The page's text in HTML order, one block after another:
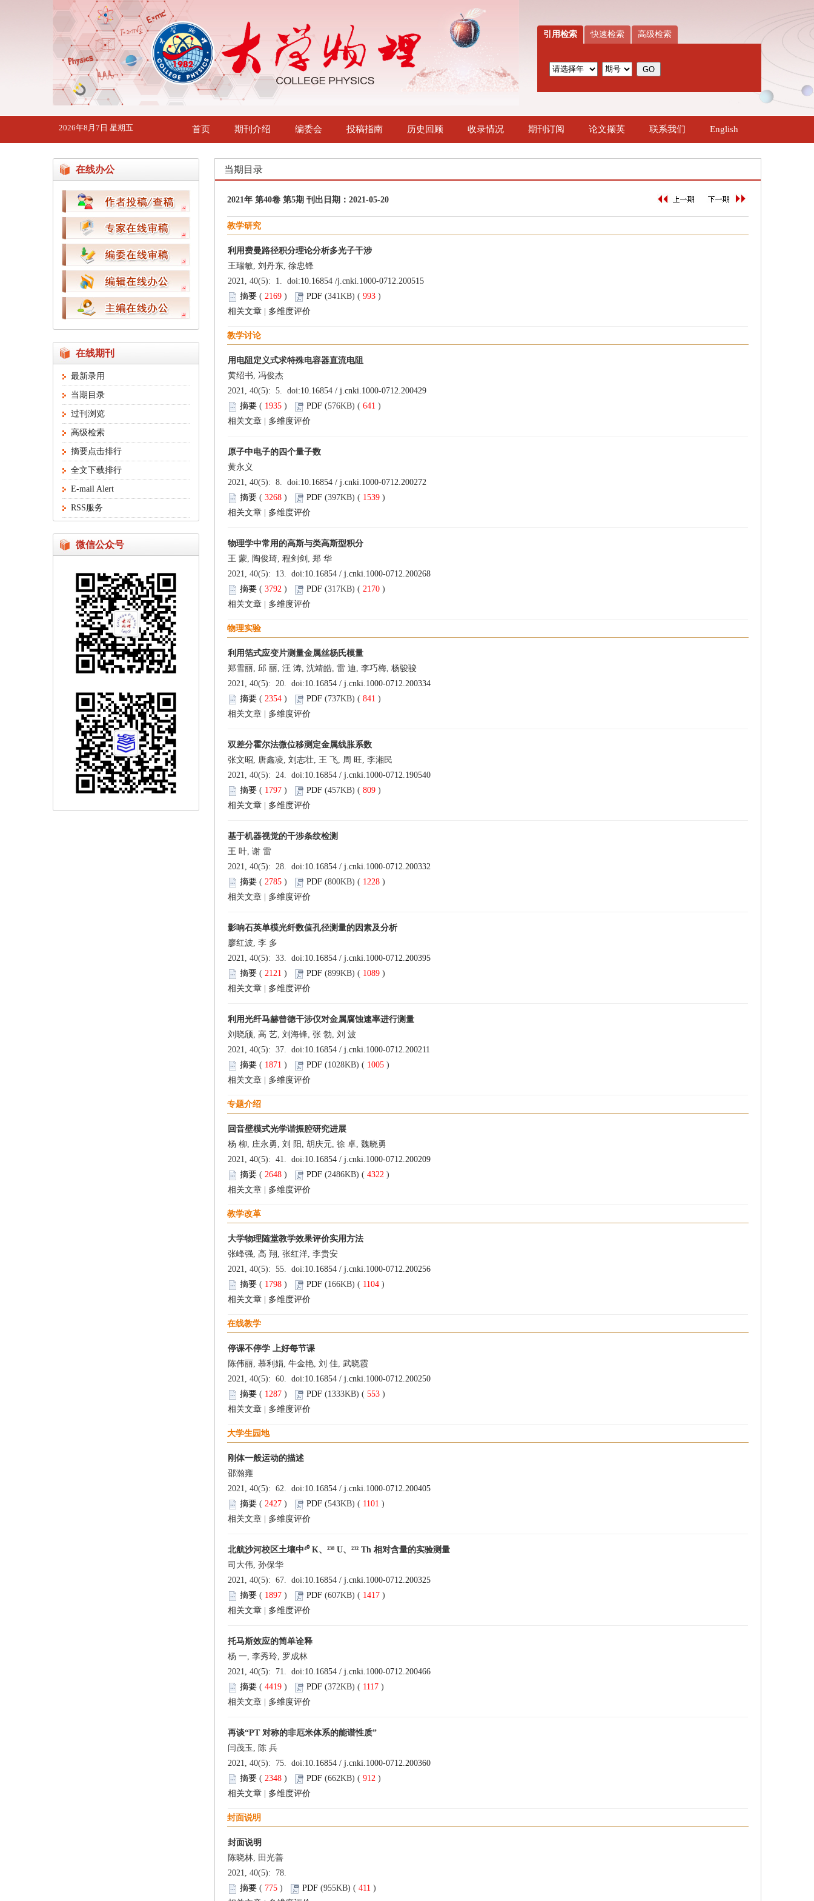
引用检索 快速检索 高级检索
2026年8月7日 星期五 首页 期刊介绍 编委会 投稿指南 历史回顾 收录情况 期刊订阅 论文撷英 联系我们 English
在线办公
在线期刊
最新录用
当期目录
过刊浏览
高级检索
摘要点击排行
全文下载排行
E-mail Alert
RSS服务
微信公众号
当期目录
2021年 第40卷 第5期 刊出日期：2021-05-20
教学研究
利用费曼路径积分理论分析多光子干涉
王瑞敏, 刘丹东, 徐忠锋
2021, 40(5): 1. doi:10.16854 /j.cnki.1000-0712.200515
摘要 (2169 ) PDF (341KB) ( 993)
相关文章
多维度评价
教学讨论
用电阻定义式求特殊电容器直流电阻
黄绍书, 冯俊杰
2021, 40(5): 5. doi:10.16854 / j.cnki.1000-0712.200429
摘要 ( 1935 ) PDF (576KB) ( 641)
相关文章
多维度评价
原子中电子的四个量子数
黄永义
2021, 40(5): 8. doi:10.16854 / j.cnki.1000-0712.200272
摘要 (3268 ) PDF (397KB) ( 1539)
相关文章
多维度评价
物理学中常用的高斯与类高斯型积分
王 蒙, 陶俊琦, 程剑剑, 郑 华
2021, 40(5): 13. doi:10.16854 / j.cnki.1000-0712.200268
摘要 (3792 ) PDF (317KB) ( 2170)
相关文章
多维度评价
物理实验
利用箔式应变片测量金属丝杨氏模量
郑雪丽, 邱 丽, 汪 涛, 沈靖皓, 雷 迪, 李巧梅, 杨骏骏
2021, 40(5): 20. doi:10.16854 / j.cnki.1000-0712.200334
摘要 (2354 ) PDF (737KB) ( 841)
相关文章
多维度评价
双差分霍尔法微位移测定金属线胀系数
张文昭, 唐鑫凌, 刘志壮, 王 飞, 周 旺, 李湘民
2021, 40(5): 24. doi:10.16854 / j.cnki.1000-0712.190540
摘要 ( 1797 ) PDF (457KB) ( 809)
相关文章
多维度评价
基于机器视觉的干涉条纹检测
王 叶, 谢 雷
2021, 40(5): 28. doi:10.16854 / j.cnki.1000-0712.200332
摘要 (2785 ) PDF (800KB) ( 1228)
相关文章
多维度评价
影响石英单模光纤数值孔径测量的因素及分析
廖红波, 李 多
2021, 40(5): 33. doi:10.16854 / j.cnki.1000-0712.200395
摘要 (2121 ) PDF (899KB) ( 1089)
相关文章
多维度评价
利用光纤马赫曾德干涉仪对金属腐蚀速率进行测量
刘晓颀, 高 艺, 刘海锋, 张 勃, 刘 波
2021, 40(5): 37. doi:10.16854 / j.cnki.1000-0712.200211
摘要 ( 1871 ) PDF (1028KB) ( 1005)
相关文章
多维度评价
专题介绍
回音壁模式光学谐振腔研究进展
杨 柳, 庄永勇, 刘 阳, 胡庆元, 徐 卓, 魏晓勇
2021, 40(5): 41. doi:10.16854 / j.cnki.1000-0712.200209
摘要 (2648 ) PDF (2486KB) ( 4322)
相关文章
多维度评价
教学改革
大学物理随堂教学效果评价实用方法
张峰强, 高 翔, 张红洋, 李贵安
2021, 40(5): 55. doi:10.16854 / j.cnki.1000-0712.200256
摘要 ( 1798 ) PDF (166KB) ( 1104)
相关文章
多维度评价
在线教学
停课不停学 上好每节课
陈伟丽, 慕利娟, 牛金艳, 刘 佳, 武晓霞
2021, 40(5): 60. doi:10.16854 / j.cnki.1000-0712.200250
摘要 ( 1287 ) PDF (1333KB) ( 553)
相关文章
多维度评价
大学生园地
刚体一般运动的描述
邵瀚雍
2021, 40(5): 62. doi:10.16854 / j.cnki.1000-0712.200405
摘要 (2427 ) PDF (543KB) ( 1101)
相关文章
多维度评价
北航沙河校区土壤中⁴⁰ K、²³⁸ U、²³² Th 相对含量的实验测量
司大伟, 孙保华
2021, 40(5): 67. doi:10.16854 / j.cnki.1000-0712.200325
摘要 ( 1897 ) PDF (607KB) ( 1417)
相关文章
多维度评价
托马斯效应的简单诠释
杨 一, 李秀玲, 罗成林
2021, 40(5): 71. doi:10.16854 / j.cnki.1000-0712.200466
摘要 (4419 ) PDF (372KB) ( 1117)
相关文章
多维度评价
再谈“PT 对称的非厄米体系的能谱性质”
闫茂玉, 陈 兵
2021, 40(5): 75. doi:10.16854 / j.cnki.1000-0712.200360
摘要 (2348 ) PDF (662KB) ( 912)
相关文章
多维度评价
封面说明
封面说明
陈晓林, 田光善
2021, 40(5): 78.
摘要 ( 775 ) PDF (955KB) ( 411)